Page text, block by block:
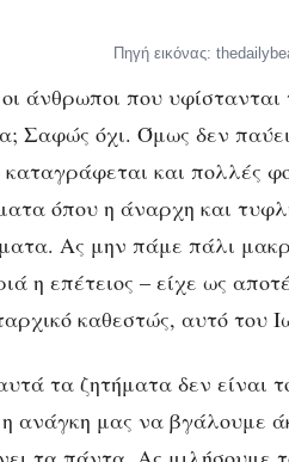
Πηγή εικόνας:
άνθρωποι που
Σαφώς όχι. Όμως δεν
και πολλές
όπου η άναρχη και
Ας μην πάμε πάλι
η επέτειος – είχε ως
καθεστώς, αυτό του
τα ζητήματα δεν είναι
ανάγκη μας να βγάλουμε